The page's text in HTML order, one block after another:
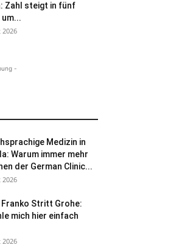
Zahl steigt in fünf
2026
-
Medizin in
Warum immer mehr
der German Clinic...
2026
Franko Stritt Grohe:
mich hier einfach
2026